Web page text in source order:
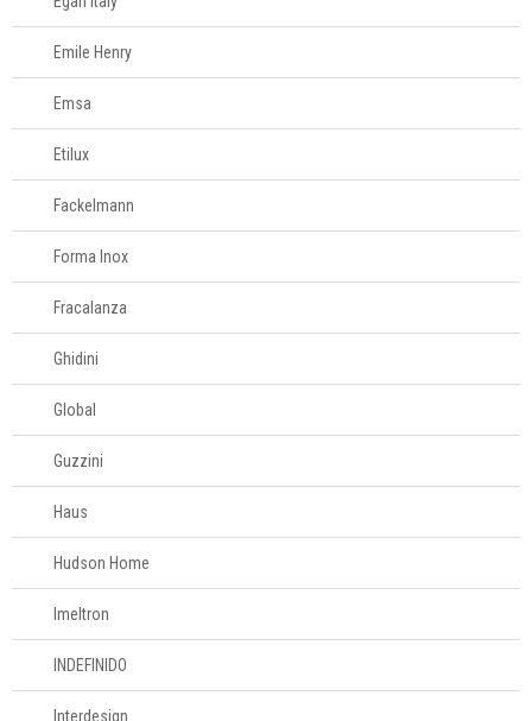
Moedores
Panos de copa
Peneiras
Pilão
Pincel
Plaina de queijo
Porta-
condimentos
Protetor para air
fryer
Quebra-nozes
Raladores
Saleiros
Tábuas para corte
Tesouras de
alimentos
Acessórios para
organizar
Emile Henry
Emsa
Etilux
Fackelmann
Forma Inox
Fracalanza
Ghidini
Global
Guzzini
Haus
Hudson Home
Imeltron
INDEFINIDO
Interdesign